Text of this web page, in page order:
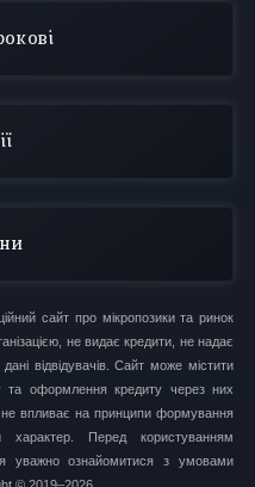
сайт про мікропозики та ринок
не видає кредити, не надає
відвідувачів. Сайт може містити
та оформлення кредиту через них
впливає на принципи формування
характер. Перед користуванням
уважно ознайомитися з умовами